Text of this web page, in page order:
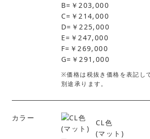
B=￥203,000
C=￥214,000
D=￥225,000
E=￥247,000
F=￥269,000
G=￥291,000
※価格は税抜き価格を表記し
別途承ります。
カラー
CL色
(マット)